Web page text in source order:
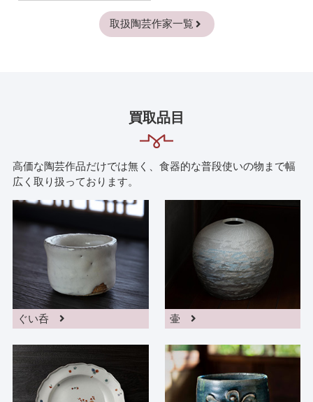
取扱陶芸作家一覧
買取品目
高価な陶芸作品だけでは無く、食器的な普段使いの物まで幅
広く取り扱っております。
ぐい呑 壷